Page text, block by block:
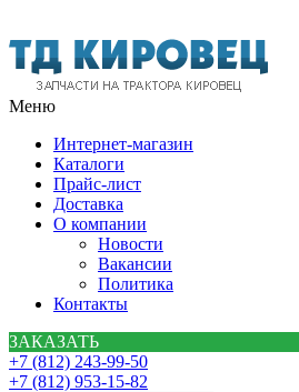
Меню
Интернет-магазин
Каталоги
Прайс-лист
Доставка
О компании
Новости
Вакансии
Политика
Контакты
ЗАКАЗАТЬ
+7 (812) 243-99-50
+7 (812) 953-15-82